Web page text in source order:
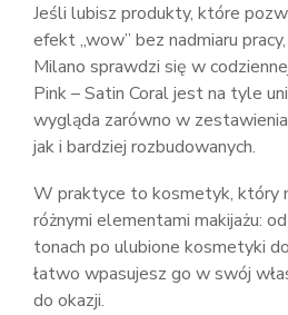
Jeśli lubisz produkty, które
efekt „wow” bez nadmiaru
Milano sprawdzi się w
Pink – Satin Coral jest na tyle
wygląda zarówno w
jak i bardziej rozbudowanych.
W praktyce to kosmetyk, który
różnymi elementami makijażu:
tonach po ulubione kosmetyki
łatwo wpasujesz go w swój
do okazji.